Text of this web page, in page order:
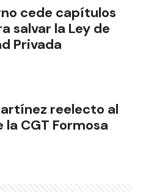
cede capítulos
salvar la Ley de
Privada
reelecto al
CGT Formosa